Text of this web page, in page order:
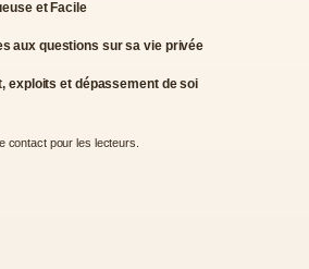
et Facile
aux questions sur sa vie privée
exploits et dépassement de soi
contact pour les lecteurs.